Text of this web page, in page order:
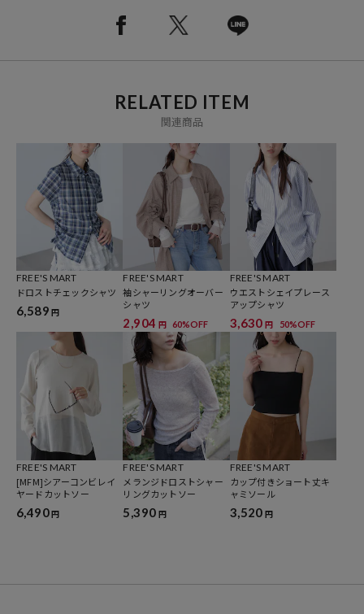
のカラー表記と異なる記載となっております。
・キャメル：ベージュベース
・イエロー：イエローベース
・サックスブルー：サックスベース
※掲載画像の商品の色味は、屋外や屋内の光の照射や角度により実物
と色味が異なる場合がございます。また表示のサイズ感と実物は若干
異なる場合もございますので、予めご了承ください。
※着用、お取り扱いの際は、商品についている品質表示とアテンショ
ンタグを必ずご確認下さい。
ブランド説明
【FREE'S MART / フリーズマート】Healthy、Relax、Kawaii、をキー
ワードに健康的でリラックス感のあるトレンドスタイルをカジュアル
に提案。ファッションをポジティブに楽しみたい全ての女性に向け
て。
RELATED ITEM
関連商品
FREE'S MART
ドロストチェックシャツ
6,589 円
FREE'S MART
袖シャーリングオーバー
シャツ
2,904 円 60%OFF
FREE'S MART
ウエストシェイプレース
アップシャツ
3,630 円 50%OFF
FREE'S MART
[MFM]シアーコンビレイ
ヤードカットソー
6,490円
FREE'S MART
メランジドロストシャー
リングカットソー
5,390 円
FREE'S MART
カップ付きショート丈キ
ャミソール
3,520 円